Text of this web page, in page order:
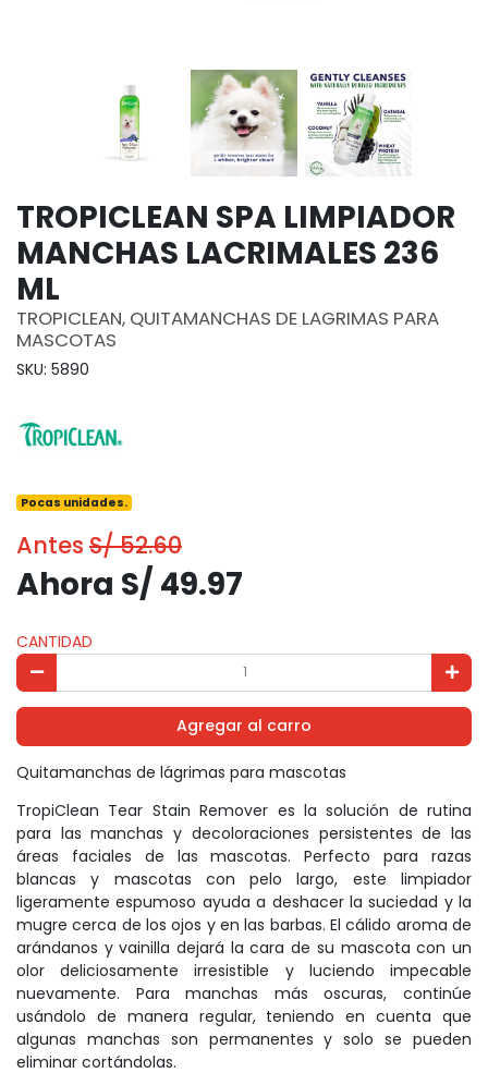
TROPICLEAN SPA LIMPIADOR
MANCHAS LACRIMALES 236
ML
TROPICLEAN, QUITAMANCHAS DE LAGRIMAS PARA
MASCOTAS
SKU: 5890
Pocas unidades.
Antes S/ 52.60
Ahora S/ 49.97
CANTIDAD
Agregar al carro
Quitamanchas de lágrimas para mascotas
TropiClean Tear Stain Remover es la solución de rutina
para las manchas y decoloraciones persistentes de las
áreas faciales de las mascotas. Perfecto para razas
blancas y mascotas con pelo largo, este limpiador
ligeramente espumoso ayuda a deshacer la suciedad y la
mugre cerca de los ojos y en las barbas. El cálido aroma de
arándanos y vainilla dejará la cara de su mascota con un
olor deliciosamente irresistible y luciendo impecable
nuevamente. Para manchas más oscuras, continúe
usándolo de manera regular, teniendo en cuenta que
algunas manchas son permanentes y solo se pueden
eliminar cortándolas.